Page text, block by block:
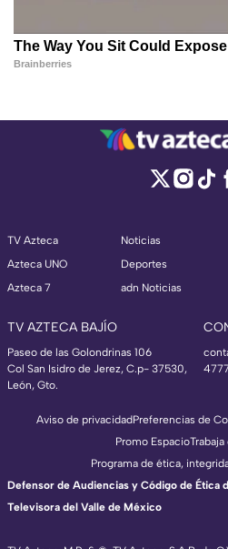
TV Azteca
Azteca UNO
Azteca 7
Noticias
Deportes
adn Noticias
TV AZTECA BAJÍO
Paseo de las Golondrinas 106
Col San Isidro de Jerez, C.p- 37530,
León, Gto.
Aviso de privacidadPreferencias de
Promo Espacio
Programa de ética,
Defensor de Audiencias y Código de Ética
Televisora del Valle de México